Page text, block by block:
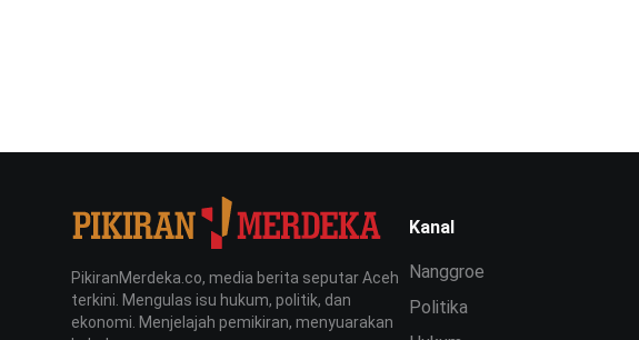
PikiranMerdeka.co, media berita seputar Aceh
terkini. Mengulas isu hukum, politik, dan
ekonomi. Menjelajah pemikiran, menyuarakan
Kanal
Nanggroe
Politika